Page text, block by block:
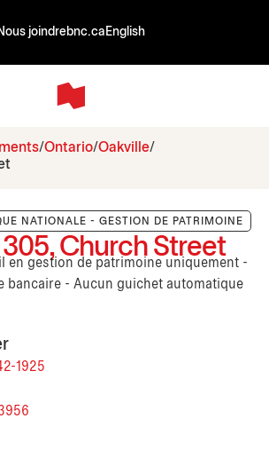
joindrebnc.ca English
Ontario Oakville
NATIONALE - GESTION DE PATRIMOINE
Church Street
en gestion de patrimoine uniquement -
bancaire - Aucun guichet automatique
1925